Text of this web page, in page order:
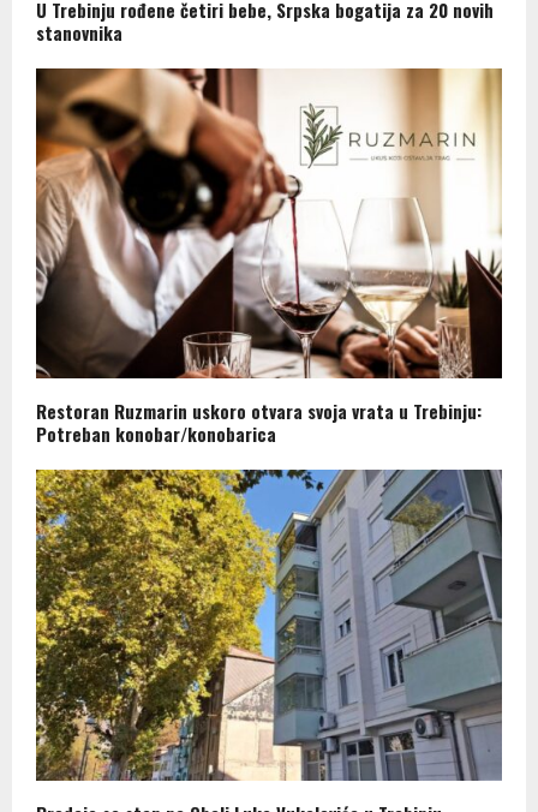
Restoran Ruzmarin uskoro otvara svoja vrata u Trebinju:
Potreban konobar/konobarica
Prodaje se stan na Obali Luke Vukalovića u Trebinju